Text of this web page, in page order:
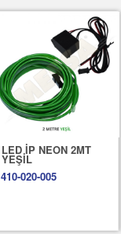
LED İP NEON 2MT
YEŞİL
410-020-005